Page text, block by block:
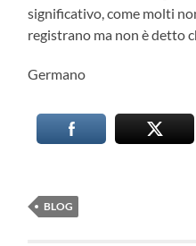
significativo, come molti
registrano ma non è detto
Germano
BLOG